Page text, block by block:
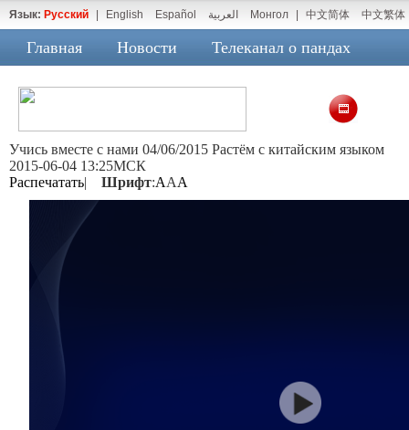
Язык: Русский English Español العربية Монгол 中文简体 中文繁体
Главная Новости Телеканал о пандах
Учись вместе с нами 04/06/2015 Растём с китайским языком
2015-06-04 13:25МСК
Распечатать| Шрифт:AAA